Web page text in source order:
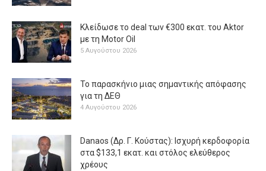
Κλείδωσε το deal των €300 εκατ. του Aktor
με τη Μotor Oil
5 Αυγούστου 2026
Το παρασκήνιο μιας σημαντικής απόφασης
για τη ΔΕΘ
4 Αυγούστου 2026
Danaos (Δρ. Γ. Κούστας): Ισχυρή κερδοφορία
στα $133,1 εκατ. και στόλος ελεύθερος
χρέους